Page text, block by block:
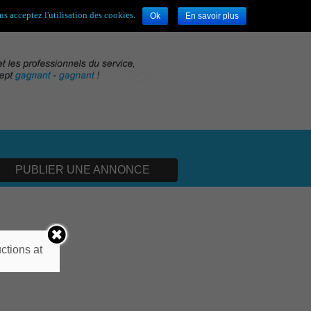
visiteur ![S'enregistrer|Connexion
PUBLIER UNE ANNONCE
acceptez l'utilisation des cookies. Ok En savoir plus
at